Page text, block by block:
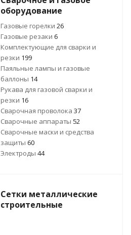
оборудование
Газовые горелки 26
Газовые резаки 6
Комплектующие для сварки и
резки 199
Паяльные лампы и газовые
баллоны 14
Рукава для газовой сварки и
резки 16
Сварочная проволока 37
Сварочные аппараты 52
Сварочные маски и средства
защиты 60
Электроды 44
Сетки металлические
строительные